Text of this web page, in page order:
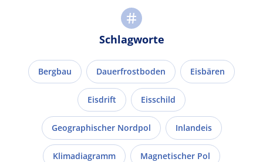
Schlagworte
Bergbau Dauerfrostboden Eisbären
Eisdrift Eisschild
Geographischer Nordpol Inlandeis
Klimadiagramm Magnetischer Pol